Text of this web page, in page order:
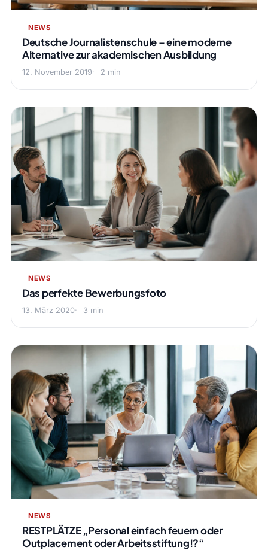
NEWS
Deutsche Journalistenschule – eine moderne
Alternative zur akademischen Ausbildung
12. November 2019 2 min
NEWS
Das perfekte Bewerbungsfoto
13. März 2020 3 min
NEWS
RESTPLÄTZE „Personal einfach feuern oder
Outplacement oder Arbeitsstiftung!?“